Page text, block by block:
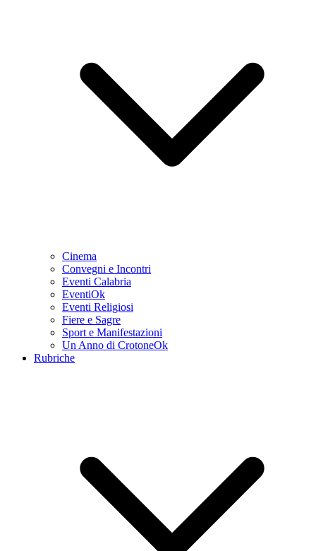
Cinema
Convegni e Incontri
Eventi Calabria
EventiOk
Eventi Religiosi
Fiere e Sagre
Sport e Manifestazioni
Un Anno di CrotoneOk
Rubriche